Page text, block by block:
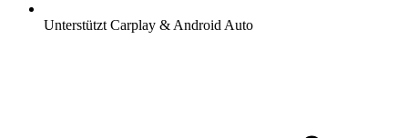
Unterstützt Carplay & Android Auto